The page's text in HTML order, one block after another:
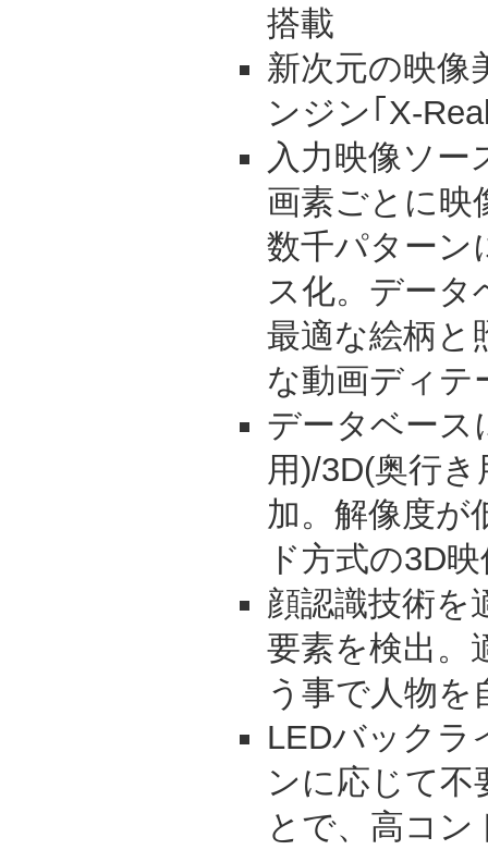
搭載
新次元の映像
ンジン｢X-
入力映像ソ
画素ごとに映
数千パターン
ス化。データ
最適な絵柄と
な動画ディテ
データベース
用)/3D(奥行
加。解像度が
ド方式の3D
顔認識技術を
要素を検出。
う事で人物を
LEDバックラ
ンに応じて不
とで、高コ